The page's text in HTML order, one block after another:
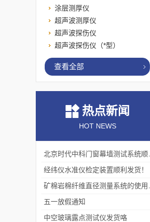
涂层测厚仪
超声波测厚仪
超声波探伤仪
超声波探伤仪（*型）
查看全部
热点新闻
HOT NEWS
经纬仪水准仪检定装置顺利发货！
五一放假通知
中空玻璃露点测试仪发货咯